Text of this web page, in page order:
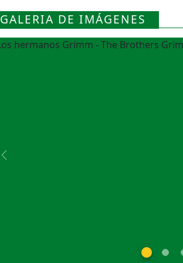
GALERIA DE IMÁGENES
Previous